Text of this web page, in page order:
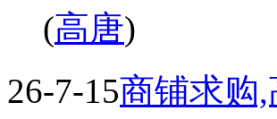
(高唐)
26-7-15商铺求购